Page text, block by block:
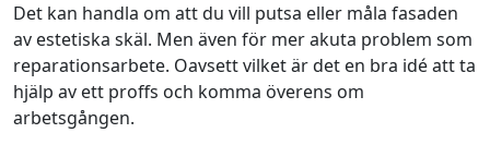
Det kan handla om att du vill putsa eller måla fasaden
av estetiska skäl. Men även för mer akuta problem som
reparationsarbete. Oavsett vilket är det en bra idé att ta
hjälp av ett proffs och komma överens om
arbetsgången.